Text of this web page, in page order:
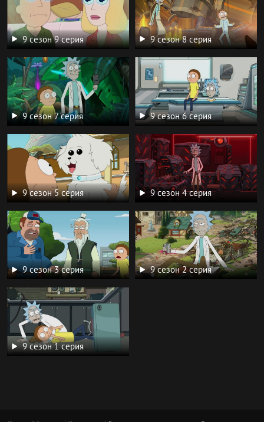
9 сезон 9 серия 9 сезон 8 серия
9 сезон 7 серия 9 сезон 6 серия
9 сезон 5 серия 9 сезон 4 серия
9 сезон 3 серия 9 сезон 2 серия
9 сезон 1 серия